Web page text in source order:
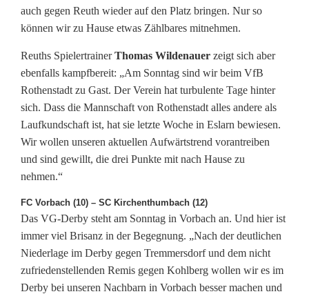
auch gegen Reuth wieder auf den Platz bringen. Nur so
können wir zu Hause etwas Zählbares mitnehmen.
Reuths SpielertrainerThomas Wildenauer zeigt sich aber
ebenfalls kampfbereit: „Am Sonntag sind wir beim VfB
Rothenstadt zu Gast. Der Verein hat turbulente Tage hinter
sich. Dass die Mannschaft von Rothenstadt alles andere als
Laufkundschaft ist, hat sie letzte Woche in Eslarn bewiesen.
Wir wollen unseren aktuellen Aufwärtstrend vorantreiben
und sind gewillt, die drei Punkte mit nach Hause zu
nehmen.“
FC Vorbach (10) – SC Kirchenthumbach (12)
Das VG-Derby steht am Sonntag in Vorbach an. Und hier ist
immer viel Brisanz in der Begegnung. „Nach der deutlichen
Niederlage im Derby gegen Tremmersdorf und dem nicht
zufriedenstellenden Remis gegen Kohlberg wollen wir es im
Derby bei unseren Nachbarn in Vorbach besser machen und